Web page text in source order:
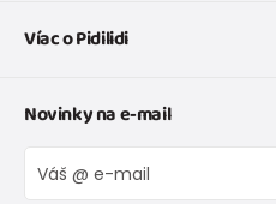
Doprava a platba
Tabuľka veľkostí obuvi
Vrátenie tovaru a reklamacie
Reklamačný poriadok
Víac o Pidilidi
O nás
Veľkoobchod PiDiLiDi
Novinky na e-mail